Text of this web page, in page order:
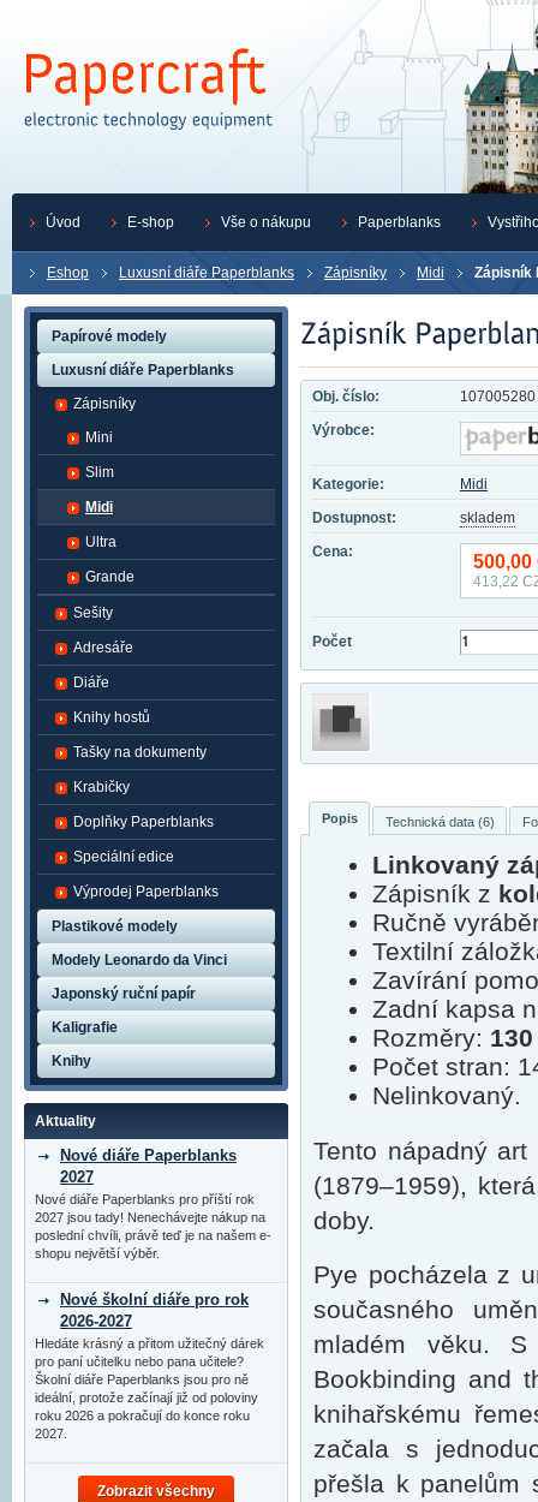
Eshop Luxusní diáře Paperblanks Zápisníky Midi Zápisník
Obj. číslo:
107005280
Výrobce:
Kategorie:
Midi
Dostupnost:
skladem
Cena:
500,00
413,22
Počet
Popis Technická data (6)
Linkovaný
Zápisník z
Ručně
Textilní
Zavírání
Zadní kapsa
Rozměry:
Počet stran:
Nelinkovaný.
Tento nápadný
(1879–1959),
doby.
Pye pocházela z
současného
mladém věku. S
Bookbinding and
knihařskému
začala s
přešla k panelům
Papírové modely
Luxusní diáře Paperblanks
Zápisníky
Mini
Slim
Midi
Ultra
Grande
Sešity
Adresáře
Diáře
Knihy hostů
Tašky na dokumenty
Krabičky
Doplňky Paperblanks
Speciální edice
Výprodej Paperblanks
Plastikové modely
Modely Leonardo da Vinci
Japonský ruční papír
Kaligrafie
Knihy
Aktuality
Nové diáře Paperblanks
2027
Nové diáře Paperblanks pro příští rok
2027 jsou tady! Nenechávejte nákup na
poslední chvíli, právě teď je na našem e-
shopu největší výběr.
Nové školní diáře pro rok
2026-2027
Hledáte krásný a přitom užitečný dárek
pro paní učitelku nebo pana učitele?
Školní diáře Paperblanks jsou pro ně
ideální, protože začínají již od poloviny
roku 2026 a pokračují do konce roku
2027.
Zobrazit všechny
Úvod E-shop Vše o nákupu Paperblanks